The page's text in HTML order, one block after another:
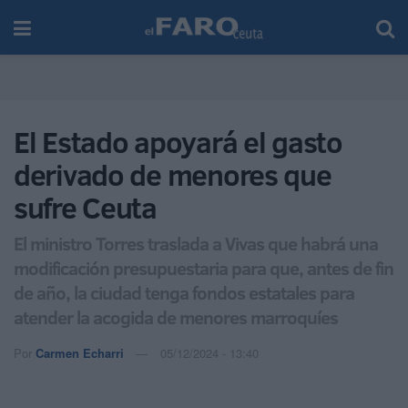
El Estado apoyará el gasto
derivado de menores que
sufre Ceuta
El ministro Torres traslada a Vivas que habrá una
modificación presupuestaria para que, antes de fin
de año, la ciudad tenga fondos estatales para
atender la acogida de menores marroquíes
Por Carmen Echarri 05/12/2024 - 13:40